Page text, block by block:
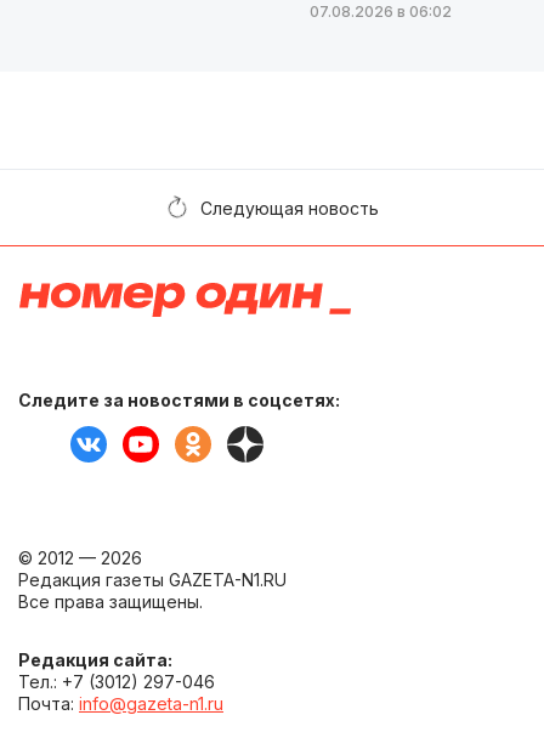
07.08.2026 в 06:02
Следующая новость
Следите за новостями в соцсетях:
© 2012 — 2026
Редакция газеты GAZETA-N1.RU
Все права защищены.
Редакция сайта:
Тел.: +7 (3012) 297-046
Почта: info@gazeta-n1.ru